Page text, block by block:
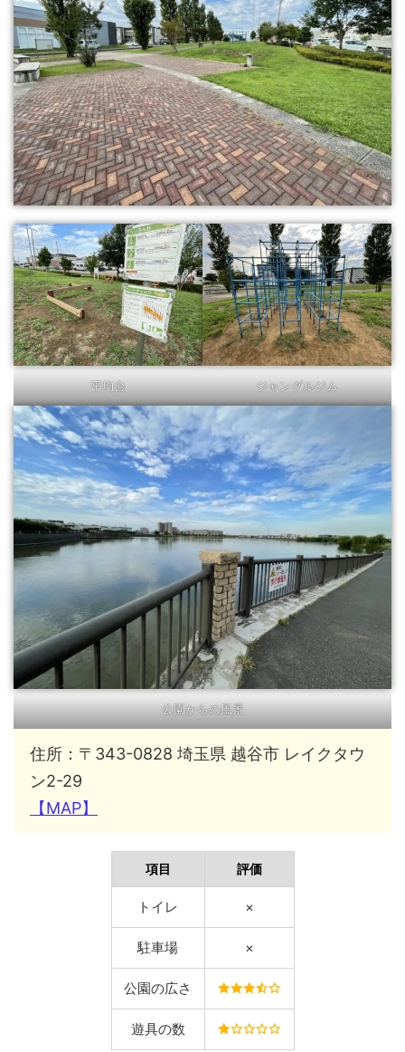
平均台 ジャングルジム
公園からの風景
住所：〒343-0828 埼玉県 越谷市 レイクタウ
ン2-29
【MAP】
項目 評価
トイレ ×
駐車場 ×
公園の広さ
遊具の数